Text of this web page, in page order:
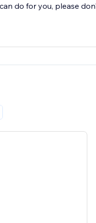
do for you, please